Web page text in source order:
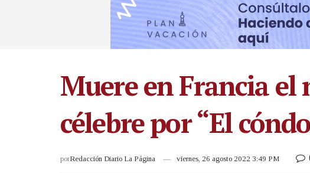
Muere en Francia
célebre por “El
porRedacción Diario La Página viernes, 26 agosto 2022 3:49 PM